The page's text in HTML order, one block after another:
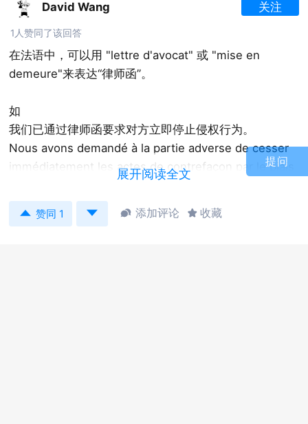
提问
David Wang 关注
1人赞同了该回答
在法语中，可以用 "lettre d'avocat" 或 "mise en
demeure"来表达“律师函”。
如
我们已通过律师函要求对方立即停止侵权行为。
Nous avons demandé à la partie adverse de cesser
immédiatement les actes de contrefaçon par le biais
如果不在指定时间内采取行动，我们将发出律师函以保
展开阅读全文
 赞同 1   添加评论  收藏